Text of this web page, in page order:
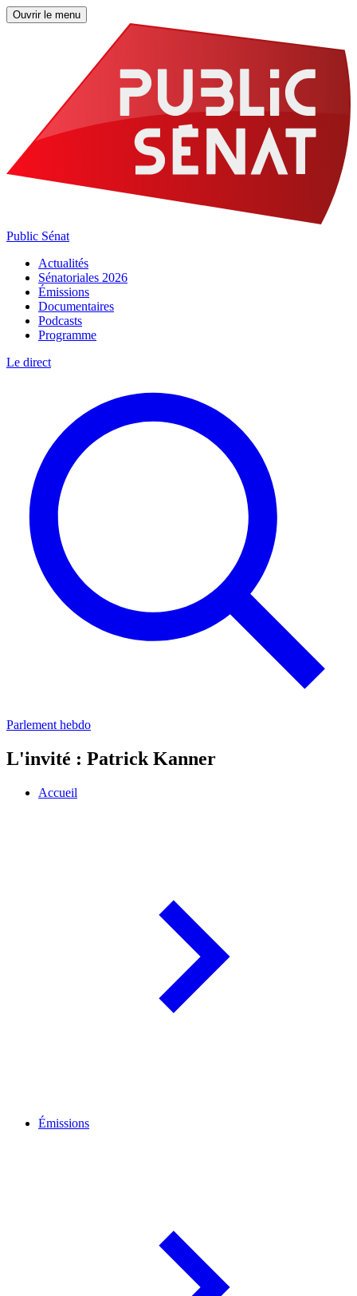
Ouvrir le menu
Public Sénat
Actualités
Sénatoriales 2026
Émissions
Documentaires
Podcasts
Programme
Le direct
Parlement hebdo
L'invité : Patrick Kanner
Accueil
Émissions